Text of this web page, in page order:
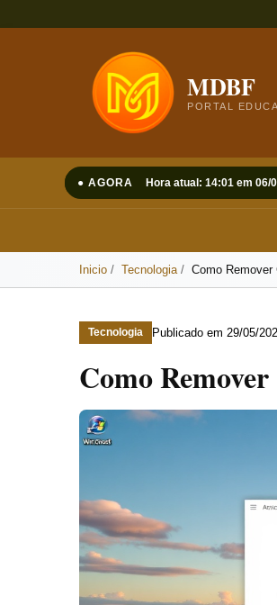
MDBF
PORTAL
● AGORA Hora atual: 14:01 em 06/
Inicio Tecnologia Como Remover
Tecnologia Publicado em 29/05/
Como